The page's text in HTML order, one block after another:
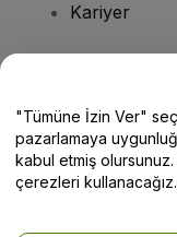
Kariyer
Yardım
"Tümüne İzin Ver"
pazarlamaya
kabul etmiş
çerezleri kullanacağız.